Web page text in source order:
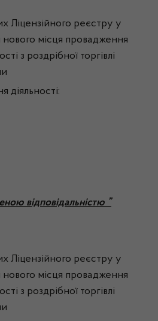
Ліцензійного реєстру у
нового місця провадження
з роздрібної торгівлі
діяльності:
відповідальністю ”
Ліцензійного реєстру у
нового місця провадження
з роздрібної торгівлі